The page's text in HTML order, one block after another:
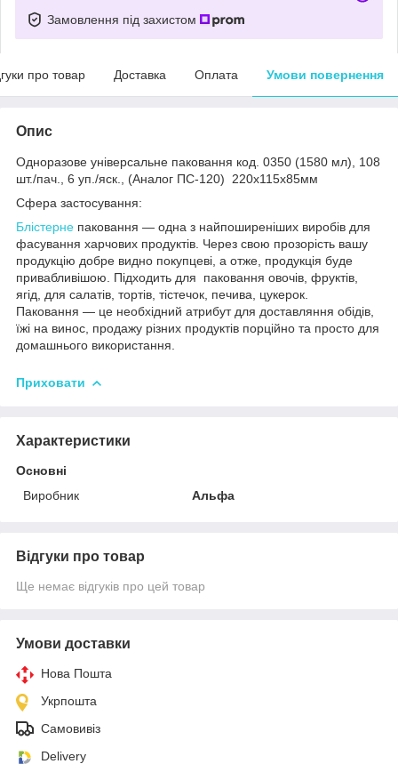
Замовлення під захистом
про товар Доставка Оплата Умови повернення
Опис
Одноразове універсальне паковання код. 0350 (1580 мл), 108
шт./пач., 6 уп./яск., (Аналог ПС-120) 220х115х85мм
Сфера застосування:
Блістерне паковання — одна з найпоширеніших виробів для
фасування харчових продуктів. Через свою прозорість вашу
продукцію добре видно покупцеві, а отже, продукція буде
привабливішою. Підходить для паковання овочів, фруктів,
ягід, для салатів, тортів, тістечок, печива, цукерок.
Паковання — це необхідний атрибут для доставляння обідів,
їжі на винос, продажу різних продуктів порційно та просто для
домашнього використання.
Приховати
Характеристики
Основні
Виробник
Альфа
Відгуки про товар
Ще немає відгуків про цей товар
Умови доставки
Нова Пошта
Укрпошта
Самовивіз
Delivery